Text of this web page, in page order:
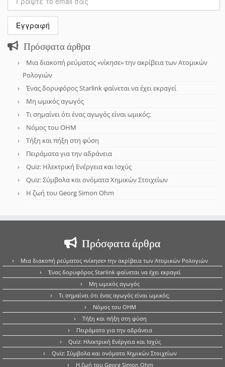
Πρόσφατα άρθρα
Μια διακοπή ρεύματος «νίκησε» την ακρίβεια των Ατομικών
Ρολογιών
Ένας δορυφόρος Starlink φαίνεται να έχει εκραγεί
Μη ωμικός αγωγός
Τι σημαίνει ότι ένας αγωγός είναι ωμικός;
Νόμος του OHM
Τήξη και πήξη στη φύση
Πειράματα για την αδράνεια
Quiz: Ηλεκτρική Ενέργεια και Ισχύς
Quiz: Σύμβολα και ονόματα Χημικών Στοιχείων
Η ζωή του Georg Simon Ohm
Πρόσφατα άρθρα
Μια διακοπή ρεύματος «νίκησε» την ακρίβεια των Ατομικών Ρολογιών
Ένας δορυφόρος Starlink φαίνεται να έχει εκραγεί
Μη ωμικός αγωγός
Τι σημαίνει ότι ένας αγωγός είναι ωμικός;
Νόμος του OHM
Τήξη και πήξη στη φύση
Πειράματα για την αδράνεια
Quiz: Ηλεκτρική Ενέργεια και Ισχύς
Quiz: Σύμβολα και ονόματα Χημικών Στοιχείων
Η ζωή του Georg Simon Ohm